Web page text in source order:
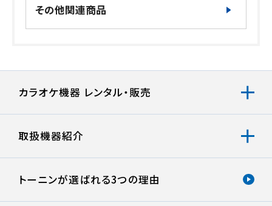
その他関連商品
カラオケ機器 レンタル・販売
取扱機器紹介
トーニンが選ばれる3つの理由